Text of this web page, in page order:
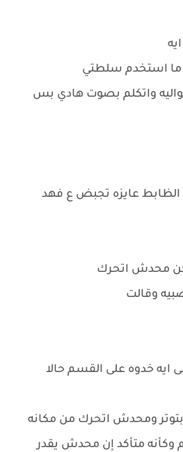
ما استخدم سلطتي
واتكلم بصوت هادي بس
الظابط عايزه تجبض ع فهد
محدش اتحرك
وقالت
ايه خدوه على القسم حالا
ومحدش اتحرك من مكانه
متأكد إن محدش يقدر